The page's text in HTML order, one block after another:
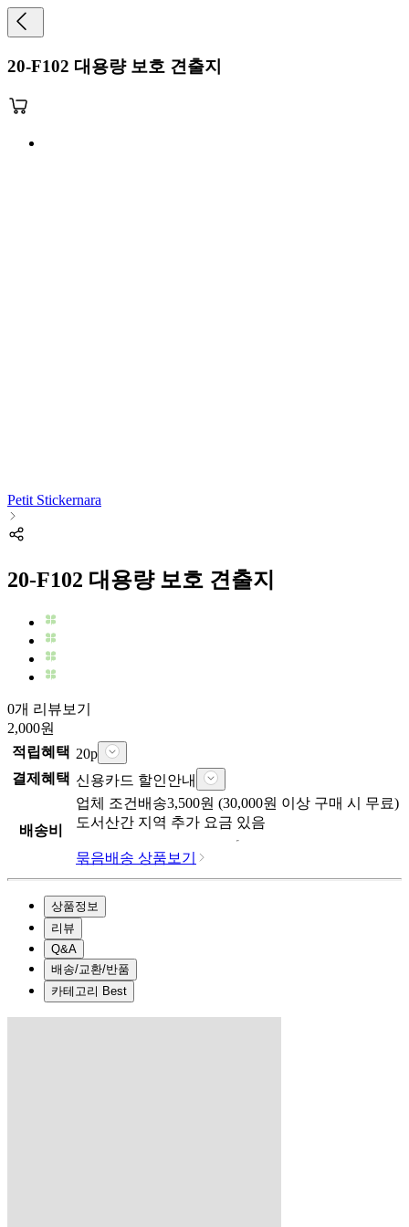
20-F102 대용량 보호 견출지
Petit Stickernara
20-F102 대용량 보호 견출지
0개 리뷰보기
2,000원
적립혜택 20p
결제혜택 신용카드 할인안내
배송비
업체 조건배송3,500원 (30,000원 이상 구매 시 무료)
도서산간 지역 추가 요금 있음
묶음배송 상품보기
상품정보
리뷰
Q&A
배송/교환/반품
카테고리 Best